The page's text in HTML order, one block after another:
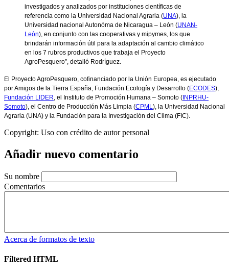
investigados y analizados por instituciones científicas de
referencia como la Universidad Nacional Agraria (UNA), la
Universidad nacional Autonóma de Nicaragua – León (UNAN-
León), en conjunto con las cooperativas y mipymes, los que
brindarán información útil para la adaptación al cambio climático
en los 7 rubros productivos que trabaja el Proyecto
AgroPesquero”, detalló Rodríguez.
El Proyecto AgroPesquero, cofinanciado por la Unión Europea, es ejecutado
por Amigos de la Tierra España, Fundación Ecología y Desarrollo (ECODES),
Fundación LIDER, el Instituto de Promoción Humana – Somoto ( INPRHU-
Somoto), el Centro de Producción Más Limpia (CPML), la Universidad Nacional
Agraria (UNA) y la Fundación para la Investigación del Clima (FIC).
Copyright: Uso con crédito de autor personal
Añadir nuevo comentario
Su nombre
Comentarios
Acerca de formatos de texto
Filtered HTML